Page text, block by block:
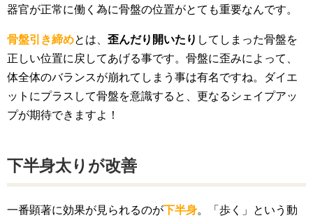
器官が正常に働く為に骨盤の位置がとても重要なんです。
骨盤引き締めとは、 歪んだり開いたり してしまった骨盤を
正しい位置に戻してあげる事です。骨盤に歪みによって、
体全体のバランスが崩れてしまう事は有名ですね。ダイエ
ットにプラスして骨盤を意識すると、更なるシェイプアッ
プが期待できますよ！
下半身太りが改善
一番顕著に効果が見られるのが下半身。「歩く」という動